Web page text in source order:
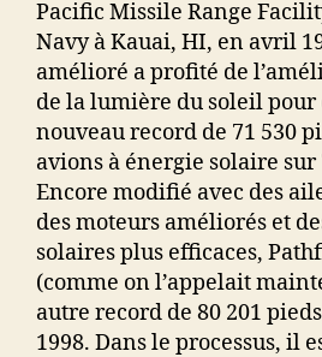
Pacific Missile Range
Navy à Kauai, HI, en avril
amélioré a profité de
de la lumière du soleil
nouveau record de 71 530
avions à énergie solaire
Encore modifié avec des
des moteurs améliorés et
solaires plus efficaces,
(comme on l’appelait
autre record de 80 201
1998. Dans le processus, il